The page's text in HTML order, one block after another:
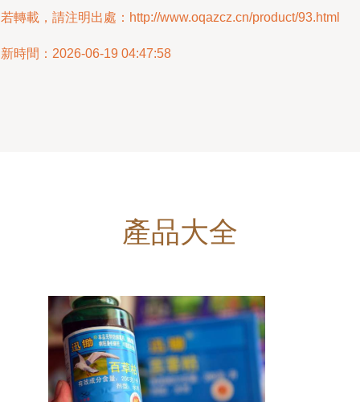
轉載，請注明出處：http://www.oqazcz.cn/product/93.html
時間：2026-06-19 04:47:58
產品大全